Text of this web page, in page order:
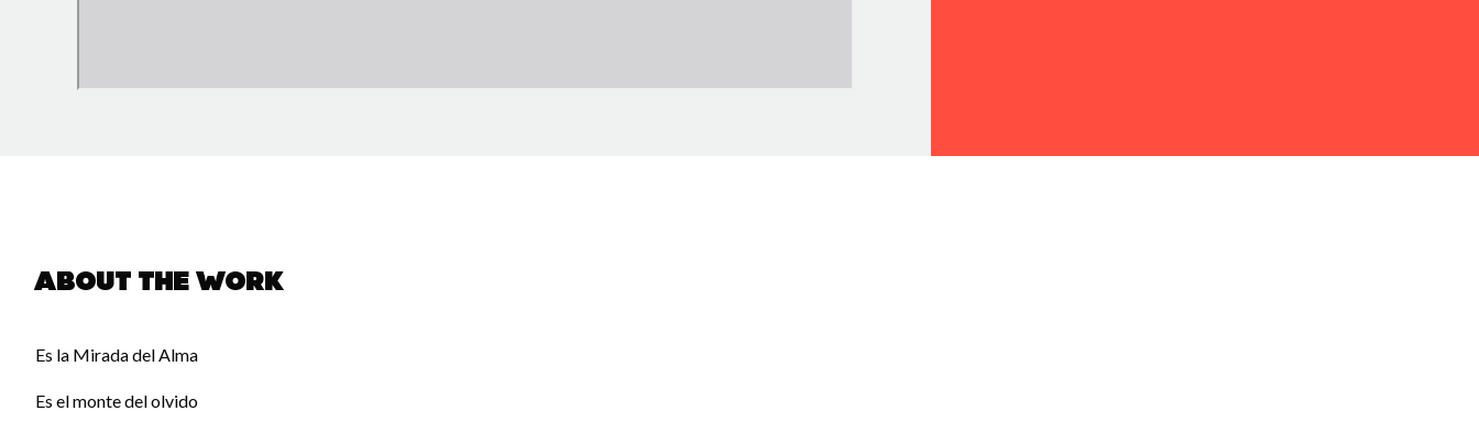
About the work
Es la Mirada del Alma
Es el monte del olvido